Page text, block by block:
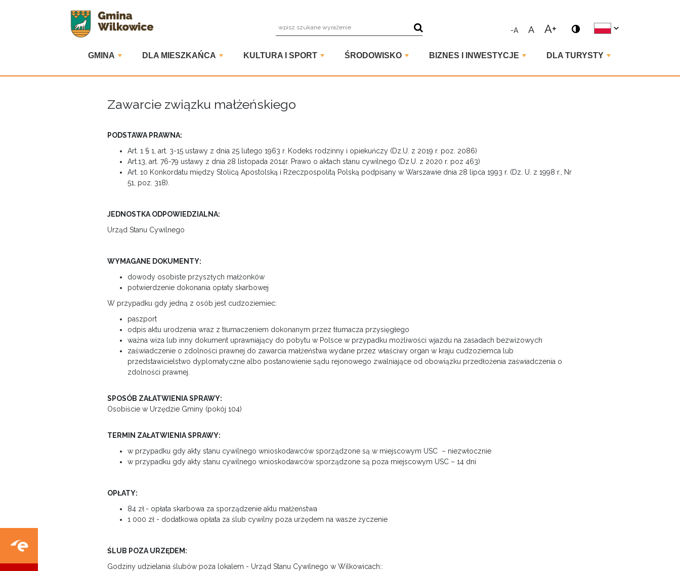
-A A A+
GMINA DLA MIESZKAŃCA KULTURA I SPORT ŚRODOWISKO BIZNES I INWESTYCJE DLA TURYSTY
Zawarcie związku małżeńskiego
PODSTAWA PRAWNA:
Art. 1 § 1, art. 3-15 ustawy z dnia 25 lutego 1963 r. Kodeks rodzinny i opiekuńczy (Dz.U. z 2019 r. poz. 2086)
Art.13, art. 76-79 ustawy z dnia 28 listopada 2014r. Prawo o aktach stanu cywilnego (Dz.U. z 2020 r. poz 463)
Art. 10 Konkordatu między Stolicą Apostolską i Rzeczpospolitą Polską podpisany w Warszawie dnia 28 lipca 1993 r. (Dz. U. z 1998 r., Nr
51, poz. 318).
JEDNOSTKA ODPOWIEDZIALNA:
Urząd Stanu Cywilnego
WYMAGANE DOKUMENTY:
dowody osobiste przyszłych małżonków
potwierdzenie dokonania opłaty skarbowej
W przypadku gdy jedną z osób jest cudzoziemiec:
paszport
odpis aktu urodzenia wraz z tłumaczeniem dokonanym przez tłumacza przysięgłego
ważna wiza lub inny dokument uprawniający do pobytu w Polsce w przypadku możliwości wjazdu na zasadach bezwizowych
zaświadczenie o zdolności prawnej do zawarcia małżeństwa wydane przez właściwy organ w kraju cudzoziemca lub
przedstawicielstwo dyplomatyczne albo postanowienie sądu rejonowego zwalniające od obowiązku przedłożenia zaświadczenia o
zdolności prawnej.
SPOSÓB ZAŁATWIENIA SPRAWY:
Osobiście w Urzędzie Gminy (pokój 104)
TERMIN ZAŁATWIENIA SPRAWY:
w przypadku gdy akty stanu cywilnego wnioskodawców sporządzone są w miejscowym USC – niezwłocznie
w przypadku gdy akty stanu cywilnego wnioskodawców sporządzone są poza miejscowym USC – 14 dni
OPŁATY:
84 zł - opłata skarbowa za sporządzenie aktu małżeństwa
1 000 zł - dodatkowa opłata za ślub cywilny poza urzędem na wasze życzenie
ŚLUB POZA URZĘDEM:
Godziny udzielania ślubów poza lokalem - Urząd Stanu Cywilnego w Wilkowicach::